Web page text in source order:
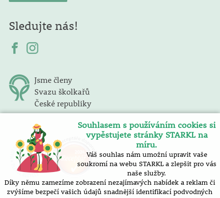
Sledujte nás!
Jsme členy
Svazu školkařů
České republiky
Souhlasem s používáním cookies si
vypěstujete stránky STARKL na
míru.
Váš souhlas nám umožní upravit vaše
soukromí na webu STARKL a zlepšit pro vás
naše služby.
Díky němu zamezíme zobrazení nezajímavých nabídek a reklam či
zvýšíme bezpečí vašich údajů snadnější identifikací podvodných